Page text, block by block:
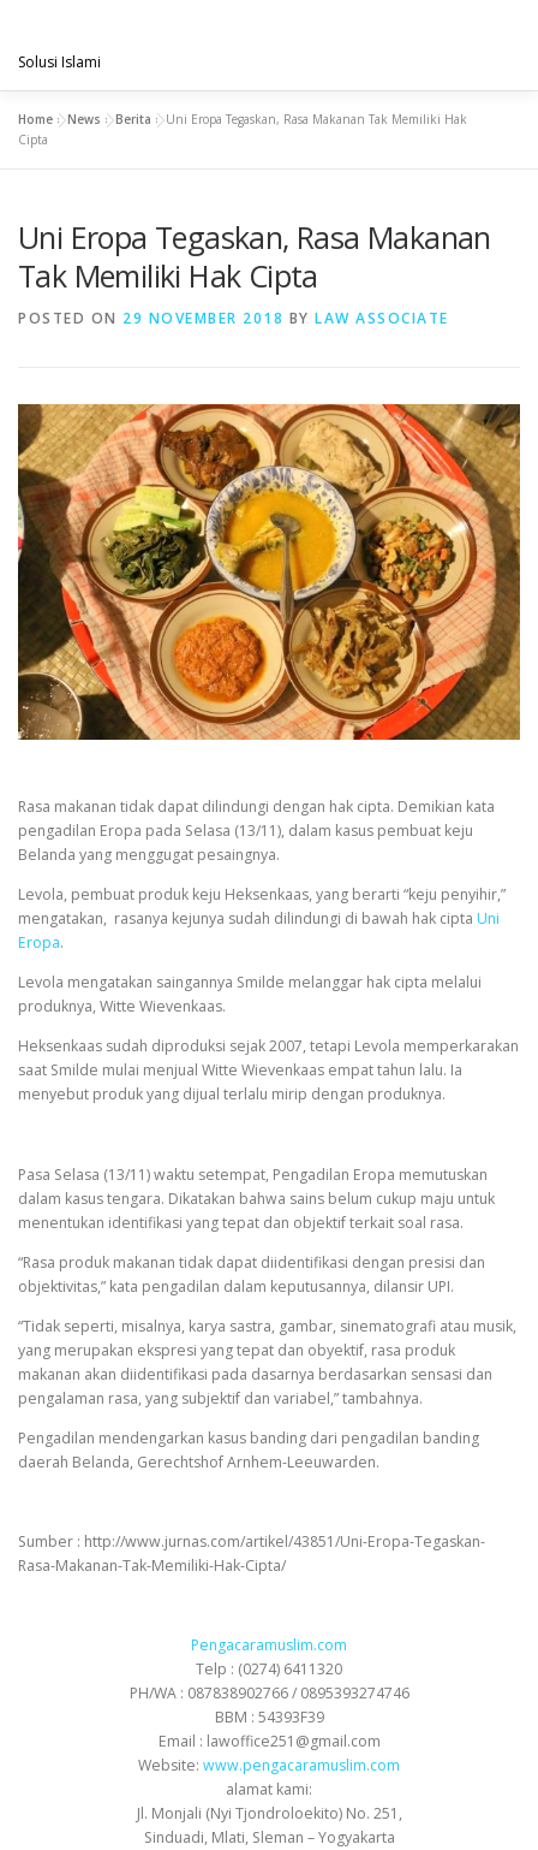
content
Solusi Islami
VISI & MISI
PROJECT ARTIKEL & BERITA CONTACT
Home »News »Berita »Uni Eropa Tegaskan, Rasa Makanan Tak Memiliki Hak
Cipta
Uni Eropa Tegaskan, Rasa Makanan
Tak Memiliki Hak Cipta
POSTED ON 29 NOVEMBER 2018 BY LAW ASSOCIATE
Rasa makanan tidak dapat dilindungi dengan hak cipta. Demikian kata
pengadilan Eropa pada Selasa (13/11), dalam kasus pembuat keju
Belanda yang menggugat pesaingnya.
Levola, pembuat produk keju Heksenkaas, yang berarti “keju penyihir,”
mengatakan, rasanya kejunya sudah dilindungi di bawah hak cipta Uni
Eropa.
Levola mengatakan saingannya Smilde melanggar hak cipta melalui
produknya, Witte Wievenkaas.
Heksenkaas sudah diproduksi sejak 2007, tetapi Levola memperkarakan
saat Smilde mulai menjual Witte Wievenkaas empat tahun lalu. Ia
menyebut produk yang dijual terlalu mirip dengan produknya.
Pasa Selasa (13/11) waktu setempat, Pengadilan Eropa memutuskan
dalam kasus tengara. Dikatakan bahwa sains belum cukup maju untuk
menentukan identifikasi yang tepat dan objektif terkait soal rasa.
“Rasa produk makanan tidak dapat diidentifikasi dengan presisi dan
objektivitas,” kata pengadilan dalam keputusannya, dilansir UPI.
“Tidak seperti, misalnya, karya sastra, gambar, sinematografi atau musik,
yang merupakan ekspresi yang tepat dan obyektif, rasa produk
makanan akan diidentifikasi pada dasarnya berdasarkan sensasi dan
pengalaman rasa, yang subjektif dan variabel,” tambahnya.
Pengadilan mendengarkan kasus banding dari pengadilan banding
daerah Belanda, Gerechtshof Arnhem-Leeuwarden.
Sumber : http://www.jurnas.com/artikel/43851/Uni-Eropa-Tegaskan-
Rasa-Makanan-Tak-Memiliki-Hak-Cipta/
Pengacaramuslim.com
Telp : (0274) 6411320
PH/WA : 087838902766 / 0895393274746
BBM : 54393F39
Email : lawoffice251@gmail.com
Website: www.pengacaramuslim.com
alamat kami:
Jl. Monjali (Nyi Tjondroloekito) No. 251,
Sinduadi, Mlati, Sleman – Yogyakarta